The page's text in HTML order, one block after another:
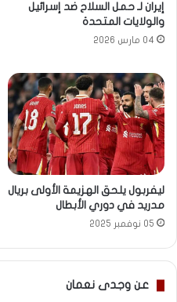
إيران لـ حمل السلاح ضد إسرائيل
والولايات المتحدة
04 مارس 2026
ليفربول يلحق الهزيمة الأولى بريال
مدريد في دوري الأبطال
05 نوفمبر 2025
عن وجدى نعمان